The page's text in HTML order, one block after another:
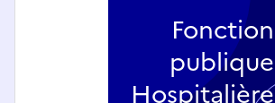
Fonction
publique
Hospitalière